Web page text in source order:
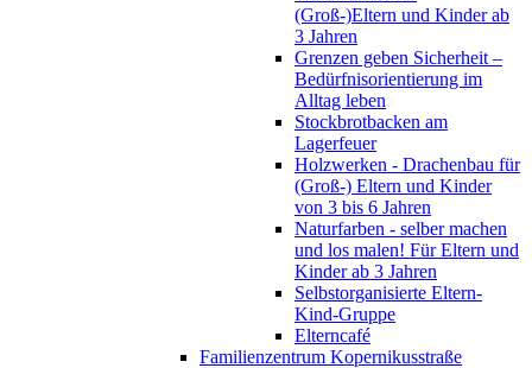
(Groß-)Eltern und Kinder ab
3 Jahren
Grenzen geben Sicherheit –
Bedürfnisorientierung im
Alltag leben
Stockbrotbacken am
Lagerfeuer
Holzwerken - Drachenbau für
(Groß-) Eltern und Kinder
von 3 bis 6 Jahren
Naturfarben - selber machen
und los malen! Für Eltern und
Kinder ab 3 Jahren
Selbstorganisierte Eltern-
Kind-Gruppe
Elterncafé
Familienzentrum Kopernikusstraße